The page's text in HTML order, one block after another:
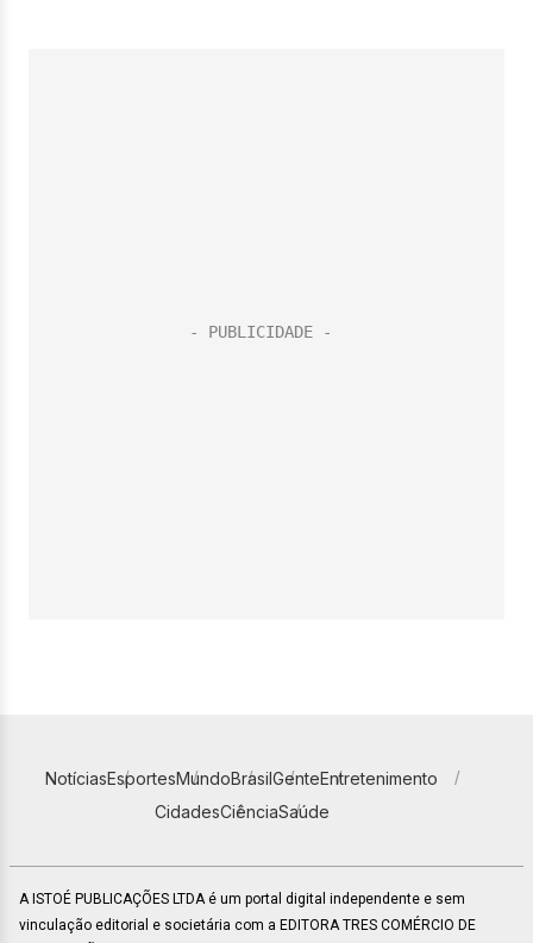
NotíciasEsportesMundoBrasilGenteEntretenimento
CidadesCiênciaSaúde
A ISTOÉ PUBLICAÇÕES LTDA é um portal digital independente e sem
vinculação editorial e societária com a EDITORA TRES COMÉRCIO DE